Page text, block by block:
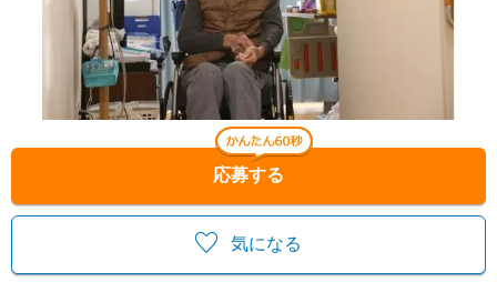
気になる
応募する